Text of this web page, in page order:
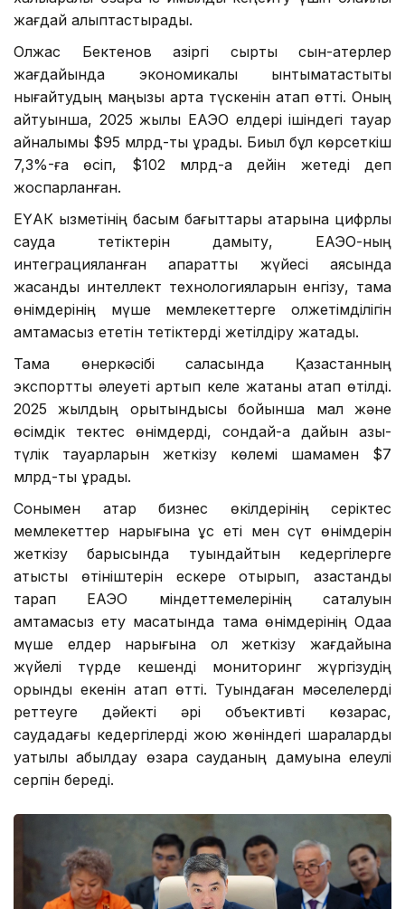
жағдай қалыптастырады.
Олжас Бектенов қазіргі сыртқы сын-қатерлер
жағдайында экономикалық ынтымақтастықты
нығайтудың маңызы арта түскенін атап өтті. Оның
айтуынша, 2025 жылы ЕАЭО елдері ішіндегі тауар
айналымы $95 млрд-ты құрады. Биыл бұл көрсеткіш
7,3%-ға өсіп, $102 млрд-қа дейін жетеді деп
жоспарланған.
ЕҮАК қызметінің басым бағыттары қатарына цифрлық
сауда тетіктерін дамыту, ЕАЭО-ның
интеграцияланған ақпараттық жүйесі аясында
жасанды интеллект технологияларын енгізу, тамақ
өнімдерінің мүше мемлекеттерге қолжетімділігін
қамтамасыз ететін тетіктерді жетілдіру жатады.
Тамақ өнеркәсібі саласында Қазақстанның
экспорттық әлеуеті артып келе жатқаны атап өтілді.
2025 жылдың қорытындысы бойынша мал және
өсімдік тектес өнімдерді, сондай-ақ дайын азық-
түлік тауарларын жеткізу көлемі шамамен $7
млрд-ты құрады.
Сонымен қатар бизнес өкілдерінің серіктес
мемлекеттер нарығына құс еті мен сүт өнімдерін
жеткізу барысында туындайтын кедергілерге
қатысты өтініштерін ескере отырып, қазақстандық
тарап ЕАЭО міндеттемелерінің сақталуын
қамтамасыз ету мақсатында тамақ өнімдерінің Одаққа
мүше елдер нарығына қол жеткізу жағдайына
жүйелі түрде кешенді мониторинг жүргізудің
орынды екенін атап өтті. Туындаған мәселелерді
реттеуге дәйекті әрі объективті көзқарас,
саудадағы кедергілерді жою жөніндегі шараларды
уақтылы қабылдау өзара сауданың дамуына елеулі
серпін береді.